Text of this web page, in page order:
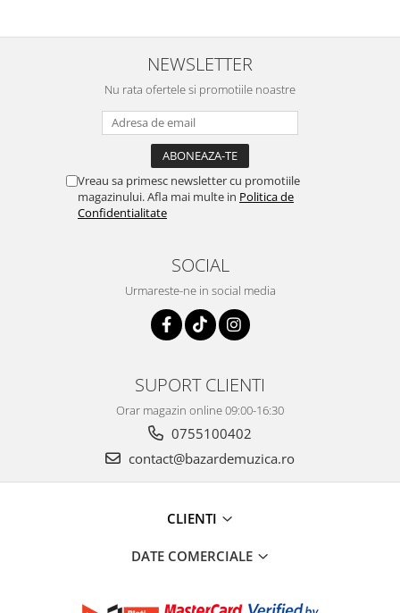
NEWSLETTER
Nu rata ofertele si promotiile noastre
Vreau sa primesc newsletter cu promotiile
magazinului. Afla mai multe in Politica de
Confidentialitate
SOCIAL
Urmareste-ne in social media
SUPORT CLIENTI
Orar magazin online 09:00-16:30
0755100402
contact@bazardemuzica.ro
CLIENTI
DATE COMERCIALE